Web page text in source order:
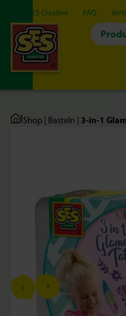
Über SES Creative FAQ
|Shop Basteln 3-in-1